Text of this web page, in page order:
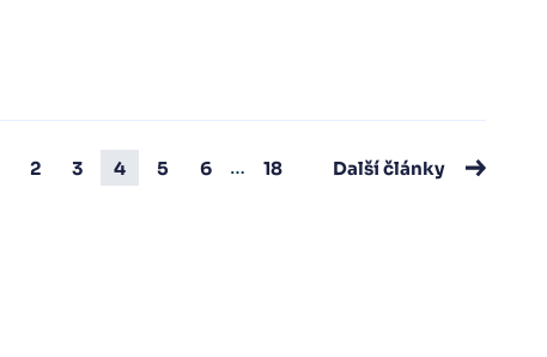
2 3 4 5 6 … 18 Další články